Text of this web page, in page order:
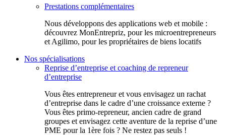
Prestations complémentaires
Nous développons des applications web et mobile :
découvrez MonEntrepriz, pour les microentrepreneurs
et Agilimo, pour les propriétaires de biens locatifs
Nos spécialisations
Reprise d’entreprise et coaching de repreneur
d’entreprise
Vous êtes entrepreneur et vous envisagez un rachat
d’entreprise dans le cadre d’une croissance externe ?
Vous êtes primo-repreneur, ancien cadre de grand
groupes et envisagez cette aventure de la reprise d’une
PME pour la 1ère fois ? Ne restez pas seuls !